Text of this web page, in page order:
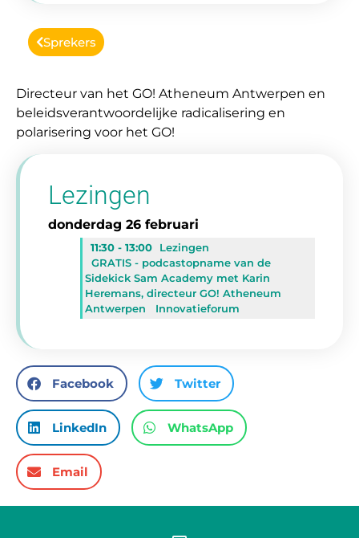
Sprekers
Directeur van het GO! Atheneum Antwerpen en
beleidsverantwoordelijke radicalisering en
polarisering voor het GO!
Lezingen
donderdag 26 februari
11:30 - 13:00
Lezingen
GRATIS - podcastopname van de
Sidekick Sam Academy met Karin
Heremans, directeur GO! Atheneum
Antwerpen
Innovatieforum
Facebook Twitter
LinkedIn WhatsApp
Email